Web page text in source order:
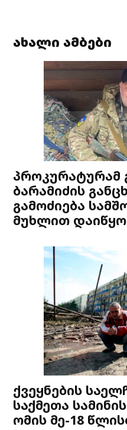
ახალი ამბები
პროკურატურამ
ბარამიძის
გამოძიება
მუხლით დაიწყო
ქვეყნების
საქმეთა
ომის მე-18